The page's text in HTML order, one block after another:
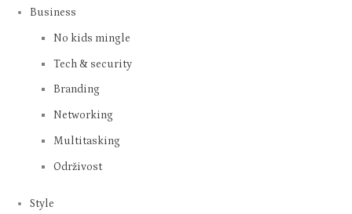
Travel with kids
Mingle with kids
Sigurnost na internetu
Psihologija